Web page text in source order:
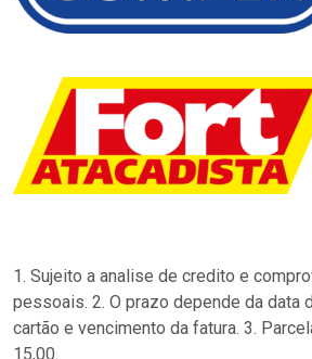
1. Sujeito a analise de credito e
pessoais. 2. O prazo depende da data
cartão e vencimento da fatura. 3.
15,00.